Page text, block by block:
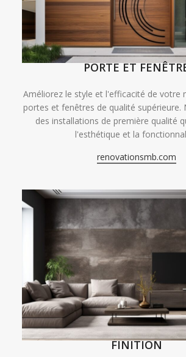
PORTE ET
Améliorez le style et l'efficacité de votre
portes et fenêtres de qualité supérieure.
des installations de première qualité
l'esthétique et la
renovationsmb.com
FINITION